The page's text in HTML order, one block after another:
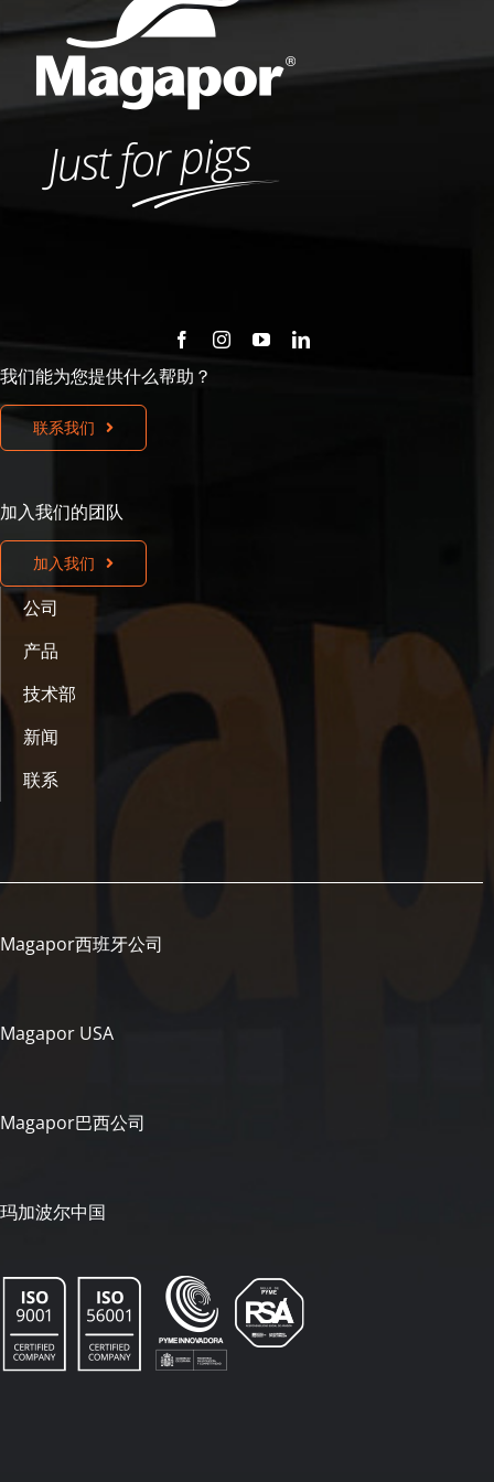
我们能为您提供什么帮助？
联系我们
加入我们的团队
加入我们
公司
产品
技术部
新闻
联系
Magapor西班牙公司
Magapor USA
Magapor巴西公司
玛加波尔中国